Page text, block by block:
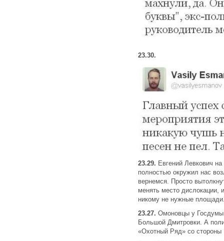
23.30.
23.29. Евгений Левкович
полностью окружил нас
вернемся. Просто
менять место дислокации,
никому не нужные
23.27. Омоновцы у Госдумы
Большой Дмитровки. А
«Охотный Ряд» со стороны